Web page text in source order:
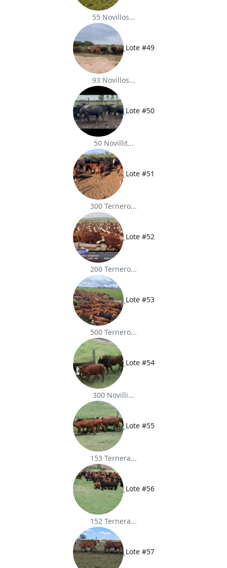
55 Novillos...
Lote #49
93 Novillos...
Lote #50
50 Novillit...
Lote #51
300 Ternero...
Lote #52
200 Ternero...
Lote #53
500 Ternero...
Lote #54
300 Novilli...
Lote #55
153 Ternera...
Lote #56
152 Ternera...
Lote #57